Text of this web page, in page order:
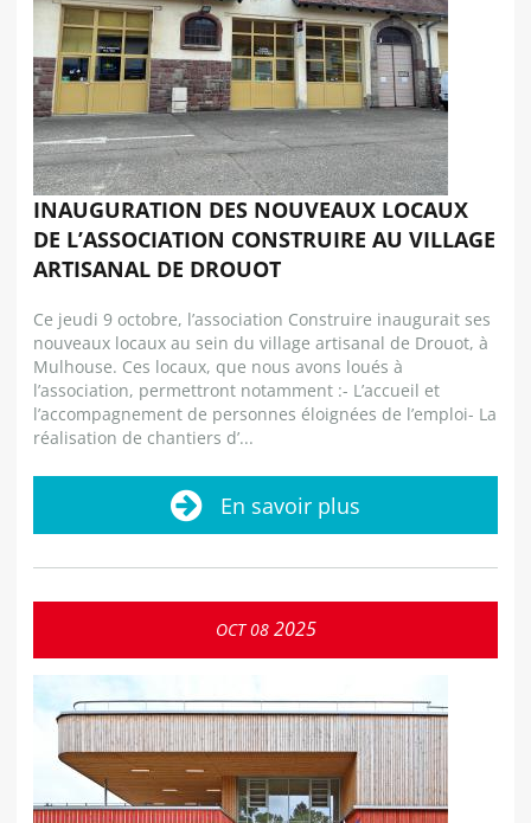
INAUGURATION DES NOUVEAUX LOCAUX
DE L’ASSOCIATION CONSTRUIRE AU VILLAGE
ARTISANAL DE DROUOT
Ce jeudi 9 octobre, l’association Construire inaugurait ses
nouveaux locaux au sein du village artisanal de Drouot, à
Mulhouse. Ces locaux, que nous avons loués à
l’association, permettront notamment :- L’accueil et
l’accompagnement de personnes éloignées de l’emploi- La
réalisation de chantiers d’...
En savoir plus
OCT 08 2025